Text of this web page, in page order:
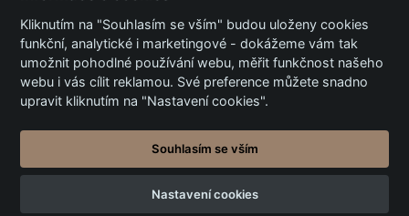
Kliknutím na "Souhlasím se vším" budou uloženy cookies
funkční, analytické i marketingové - dokážeme vám tak
umožnit pohodlné používání webu, měřit funkčnost našeho
webu i vás cílit reklamou. Své preference můžete snadno
upravit kliknutím na "Nastavení cookies".
Souhlasím se vším
Nastavení cookies